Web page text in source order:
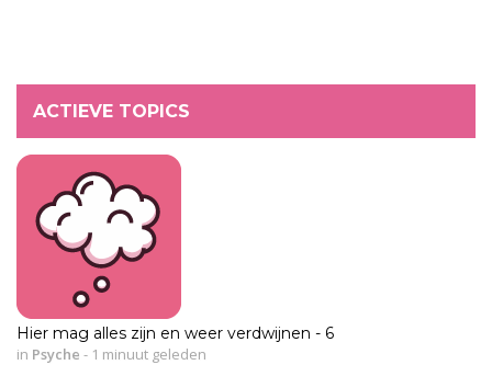
ACTIEVE TOPICS
Hier mag alles zijn en weer verdwijnen - 6
in Psyche - 1 minuut geleden